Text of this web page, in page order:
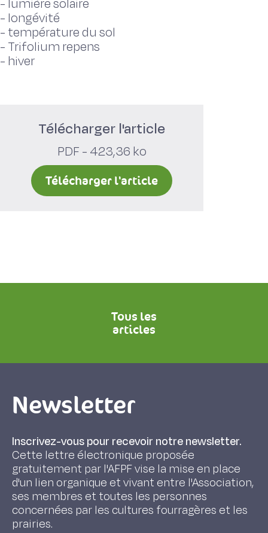
- lumière solaire
- longévité
- température du sol
- Trifolium repens
- hiver
Télécharger l'article
PDF - 423,36 ko
Télécharger l'article
Tous les
articles
Newsletter
Inscrivez-vous pour recevoir notre newsletter.
Cette lettre électronique proposée
gratuitement par l'AFPF vise la mise en place
d'un lien organique et vivant entre l'Association,
ses membres et toutes les personnes
concernées par les cultures fourragères et les
prairies.